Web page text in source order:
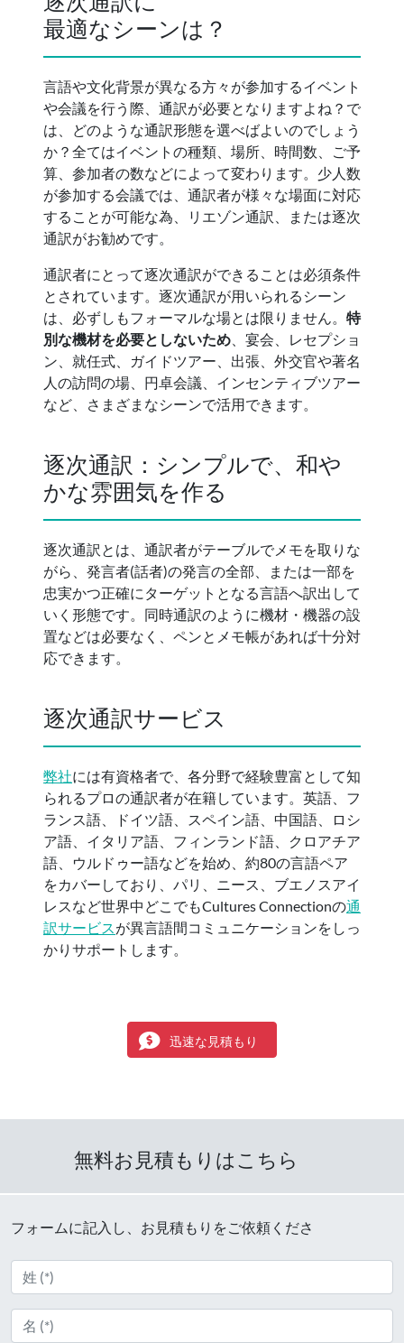
最適なシーンは？
言語や文化背景が異なる方々が参加するイベント
や会議を行う際、通訳が必要となりますよね？で
は、どのような通訳形態を選べばよいのでしょう
か？全てはイベントの種類、場所、時間数、ご予
算、参加者の数などによって変わります。少人数
が参加する会議では、通訳者が様々な場面に対応
することが可能な為、リエゾン通訳、または逐次
通訳がお勧めです。
通訳者にとって逐次通訳ができることは必須条件
とされています。逐次通訳が用いられるシーン
は、必ずしもフォーマルな場とは限りません。 特
別な機材を必要としないため 、宴会、レセプショ
ン、就任式、ガイドツアー、出張、外交官や著名
人の訪問の場、円卓会議、インセンティブツアー
など、さまざまなシーンで活用できます。
逐次通訳：シンプルで、和や
かな雰囲気を作る
逐次通訳とは、通訳者がテーブルでメモを取りな
がら、発言者(話者)の発言の全部、または一部を
忠実かつ正確にターゲットとなる言語へ訳出して
いく形態です。同時通訳のように機材・機器の設
置などは必要なく、ペンとメモ帳があれば十分対
応できます。
逐次通訳サービス
弊社には有資格者で、各分野で経験豊富として知
られるプロの通訳者が在籍しています。英語、フ
ランス語、ドイツ語、スペイン語、中国語、ロシ
ア語、イタリア語、フィンランド語、クロアチア
語、ウルドゥー語などを始め、約80の言語ペア
をカバーしており、パリ、ニース、ブエノスアイ
レスなど世界中どこでもCultures Connectionの通
訳サービスが異言語間コミュニケーションをしっ
かりサポートします。
迅速な見積もり
無料お見積もりはこちら
フォームに記入し、お見積もりをご依頼くださ